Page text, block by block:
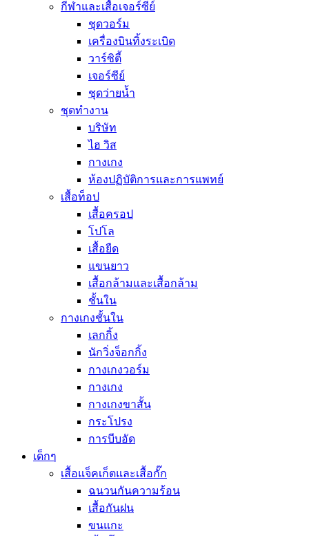
กีฬาและเสื้อเจอร์ซีย์
ชุดวอร์ม
เครื่องบินทิ้งระเบิด
วาร์ซิตี้
เจอร์ซีย์
ชุดว่ายน้ำ
ชุดทำงาน
บริษัท
ไฮ วิส
กางเกง
ห้องปฏิบัติการและการแพทย์
เสื้อท็อป
เสื้อครอป
โปโล
เสื้อยืด
แขนยาว
เสื้อกล้ามและเสื้อกล้าม
ชั้นใน
กางเกงชั้นใน
เลกกิ้ง
นักวิ่งจ็อกกิ้ง
กางเกงวอร์ม
กางเกง
กางเกงขาสั้น
กระโปรง
การบีบอัด
เด็กๆ
เสื้อแจ็คเก็ตและเสื้อกั๊ก
ฉนวนกันความร้อน
เสื้อกันฝน
ขนแกะ